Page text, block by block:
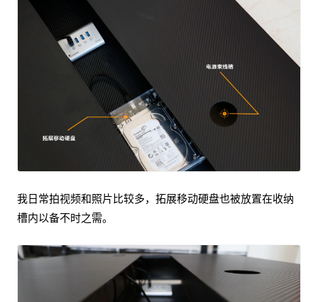
我日常拍视频和照片比较多，拓展移动硬盘也被放置在收纳
槽内以备不时之需。